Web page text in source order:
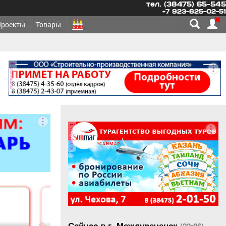
тел. (38475) 65-545
+7 923-625-02-51
Товары
реклама
реклама